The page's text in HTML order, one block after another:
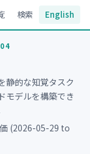
検索 English
静的な知覚タスク
モデルを構築でき
(2026-05-29 to